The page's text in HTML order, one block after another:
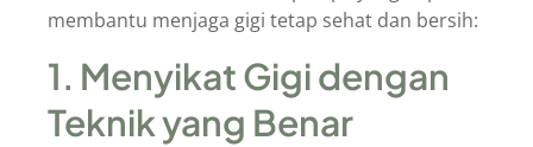
membantu menjaga gigi tetap sehat dan bersih:
1. Menyikat Gigi dengan
Teknik yang Benar